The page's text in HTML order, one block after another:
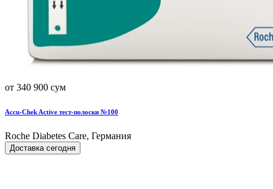
от 340 900 сум
Accu-Chek Active тест-полоски №100
Roche Diabetes Care, Германия
Доставка сегодня